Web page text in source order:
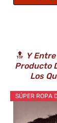
🔝 Y
Producto
Los
SÚPER ROPA